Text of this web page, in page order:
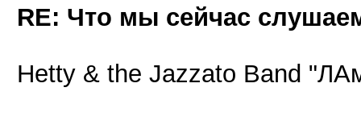
RE: Что мы сейчас
Hetty & the Jazzato Band